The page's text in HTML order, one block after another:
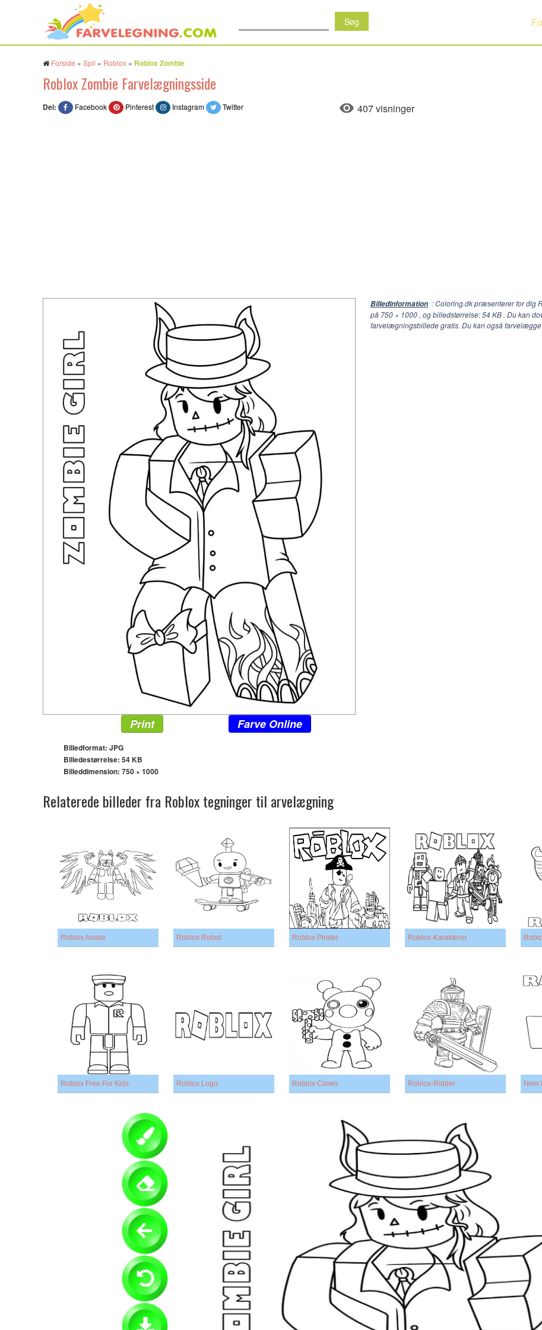
Forside » Spil » Roblox » Roblox Zombie
Roblox Zombie Farvelægningsside
Del: Facebook Pinterest Instagram Twitter 407 visninger
Billedinformation : Coloring.dk præsenterer for dig
på 750 × 1000 , og billedstørrelse: 54 KB . Du kan
farvelægningsbillede gratis. Du kan også
Print Farve Online
Billedformat: JPG
Billedestørrelse: 54 KB
Billeddimension: 750 × 1000
Relaterede billeder fra Roblox tegninger til arvelægning
Roblox Avatar Roblox Robot Roblox Pirater Roblox-Karakterer
Roblox Free For Kids Roblox Logo Roblox Clown Roblox-Ridder Nem